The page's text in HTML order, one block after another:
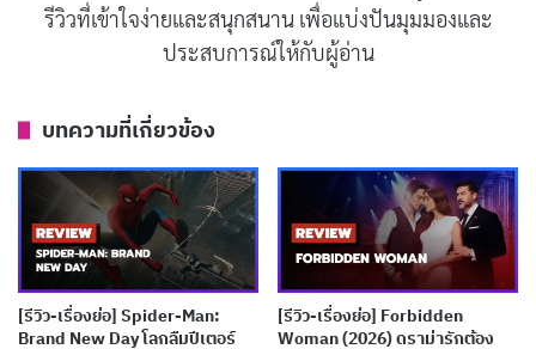
การตัดสินใจของทีมผู้กำกับที่จะไม่พึ่งพาบทสนทนา
ฟูมฟายหรือดนตรีประกอบบีบคั้นในช่วงเปิดเรื่องคือจุด
คนหนึ่งที่เฝ้าฝันอยากมีลูกมานานหลายปี และเมื่อความฝัน
นั้นกำลังจะพังทลายลงตรงหน้า ความรู้สึกของเธอถูก
ถ่ายทอดผ่านแววตา ท่าทาง และความอ่อนล้าที่สะสมเพิ่ม
ขึ้นทุกฉาก โดยไม่จำเป็นต้องให้ตัวละครพูดพร่ำบรรยาย
ความเจ็บปวดของตัวเอง
ความสัมพันธ์ระหว่างจาดากับพอล (Guillaume Gouix)
รีวิวที่เข้าใจง่ายและสนุกสนาน เพื่อแบ่งปันมุมมองและ
ประสบการณ์ให้กับผู้อ่าน
บทความที่เกี่ยวข้อง
[รีวิว-เรื่องย่อ] Spider-Man:
Brand New Day โลกลืมปีเตอร์
[รีวิว-เรื่องย่อ] Forbidden
Woman (2026) ดราม่ารักต้อง